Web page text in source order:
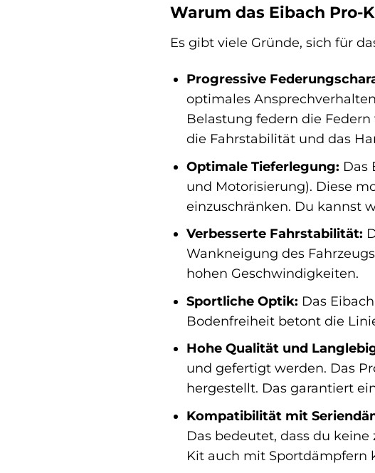
Warum das Eibach
Es gibt viele Gründe, sich für
Progressive
optimales
Belastung federn die
die Fahrstabilität und das
Optimale Tieferlegung: Das
und Motorisierung). Diese
einzuschränken. Du kannst
Verbesserte Fahrstabilität:
Wankneigung des
hohen Geschwindigkeiten.
Sportliche Optik: Das
Bodenfreiheit betont die
Hohe Qualität und
und gefertigt werden. Das
hergestellt. Das garantiert
Kompatibilität mit
Das bedeutet, dass du
Kit auch mit Sportdämpfern